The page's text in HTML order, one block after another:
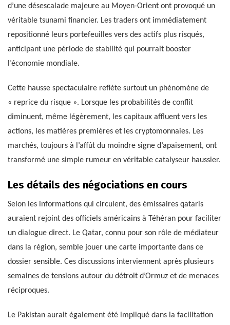
d’une désescalade majeure au Moyen-Orient ont provoqué un
véritable tsunami financier. Les traders ont immédiatement
repositionné leurs portefeuilles vers des actifs plus risqués,
anticipant une période de stabilité qui pourrait booster
l’économie mondiale.
Cette hausse spectaculaire reflète surtout un phénomène de
« reprice du risque ». Lorsque les probabilités de conflit
diminuent, même légèrement, les capitaux affluent vers les
actions, les matières premières et les cryptomonnaies. Les
marchés, toujours à l’affût du moindre signe d’apaisement, ont
transformé une simple rumeur en véritable catalyseur haussier.
Les détails des négociations en cours
Selon les informations qui circulent, des émissaires qataris
auraient rejoint des officiels américains à Téhéran pour faciliter
un dialogue direct. Le Qatar, connu pour son rôle de médiateur
dans la région, semble jouer une carte importante dans ce
dossier sensible. Ces discussions interviennent après plusieurs
semaines de tensions autour du détroit d’Ormuz et de menaces
réciproques.
Le Pakistan aurait également été impliqué dans la facilitation